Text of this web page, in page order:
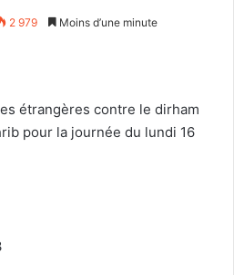
2 979 Moins d’une minute
étrangères contre le dirham
pour la journée du lundi 16